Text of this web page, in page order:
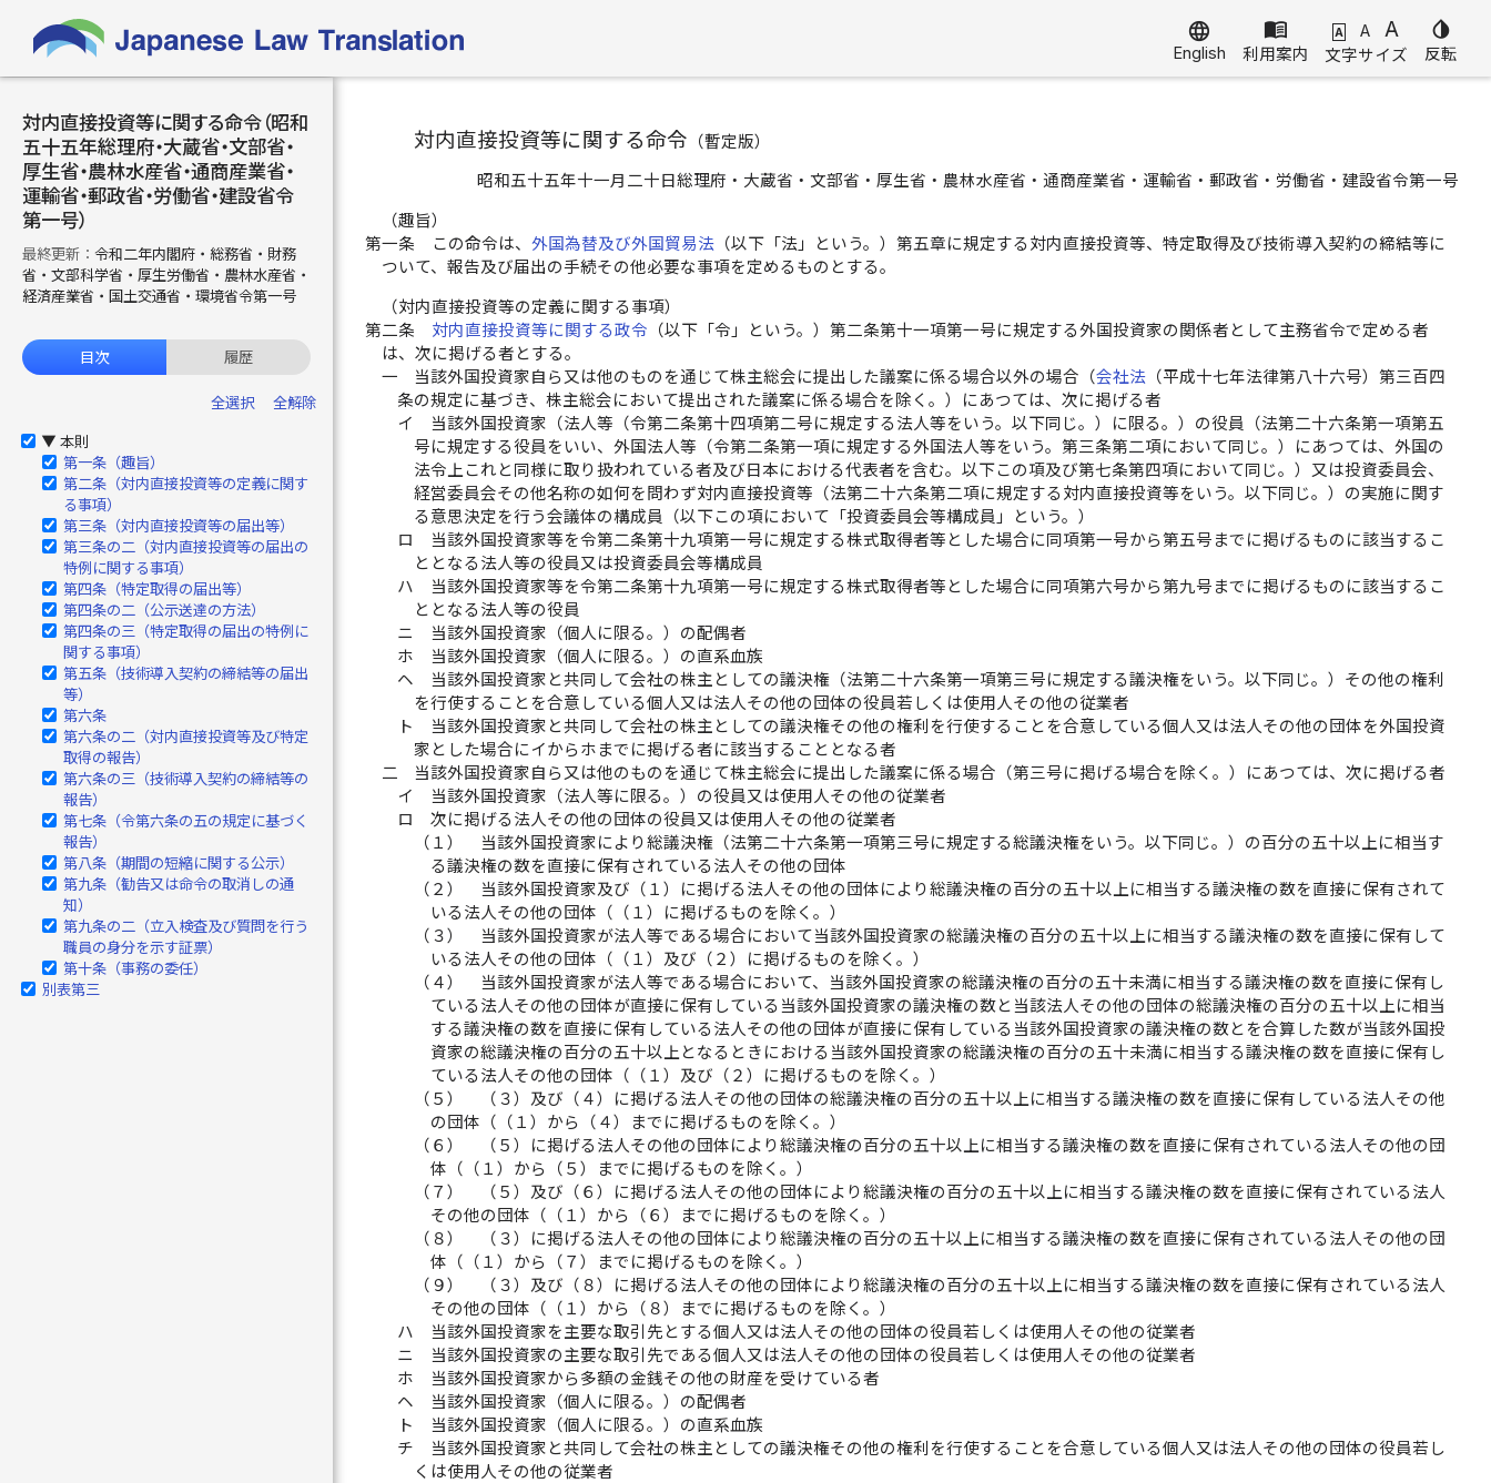
language
English
menu_book
利用案内
A A A
文字サイズ
invert_colors
反転
対内直接投資等に関する命令（昭和
五十五年総理府・大蔵省・文部省・
厚生省・農林水産省・通商産業省・
運輸省・郵政省・労働省・建設省令
第一号）
最終更新： 令和二年内閣府・総務省・財務
省・文部科学省・厚生労働省・農林水産省・
経済産業省・国土交通省・環境省令第一号
目次 履歴
全選択 全解除
▶ 本則
第一条（趣旨）
第二条（対内直接投資等の定義に関す
る事項）
第三条（対内直接投資等の届出等）
第三条の二（対内直接投資等の届出の
特例に関する事項）
第四条（特定取得の届出等）
第四条の二（公示送達の方法）
第四条の三（特定取得の届出の特例に
関する事項）
第五条（技術導入契約の締結等の届出
等）
第六条
第六条の二（対内直接投資等及び特定
取得の報告）
第六条の三（技術導入契約の締結等の
報告）
第七条（令第六条の五の規定に基づく
報告）
第八条（期間の短縮に関する公示）
第九条（勧告又は命令の取消しの通
知）
第九条の二（立入検査及び質問を行う
職員の身分を示す証票）
第十条（事務の委任）
別表第三
対内直接投資等に関する命令 （暫定版）
昭和五十五年十一月二十日総理府・大蔵省・文部省・厚生省・農林水産省・通商産業省・運輸省・郵政省・労働省・建設省令第一号
（趣旨）
第一条
この命令は、 外国為替及び外国貿易法（以下「法」という。）第五章に規定する対内直接投資等、特定取得及び技術導入契約の締結等に
ついて、報告及び届出の手続その他必要な事項を定めるものとする。
（対内直接投資等の定義に関する事項）
第二条
対内直接投資等に関する政令 （以下「令」という。）第二条第十一項第一号に規定する外国投資家の関係者として主務省令で定める者
は、次に掲げる者とする。
一
当該外国投資家自ら又は他のものを通じて株主総会に提出した議案に係る場合以外の場合（会社法 （平成十七年法律第八十六号）第三百四
条の規定に基づき、株主総会において提出された議案に係る場合を除く。）にあつては、次に掲げる者
イ
当該外国投資家（法人等（令第二条第十四項第二号に規定する法人等をいう。以下同じ。）に限る。）の役員（法第二十六条第一項第五
号に規定する役員をいい、外国法人等（令第二条第一項に規定する外国法人等をいう。第三条第二項において同じ。）にあつては、外国の
法令上これと同様に取り扱われている者及び日本における代表者を含む。以下この項及び第七条第四項において同じ。）又は投資委員会、
経営委員会その他名称の如何を問わず対内直接投資等（法第二十六条第二項に規定する対内直接投資等をいう。以下同じ。）の実施に関す
る意思決定を行う会議体の構成員（以下この項において「投資委員会等構成員」という。）
ロ
当該外国投資家等を令第二条第十九項第一号に規定する株式取得者等とした場合に同項第一号から第五号までに掲げるものに該当するこ
ととなる法人等の役員又は投資委員会等構成員
ハ
当該外国投資家等を令第二条第十九項第一号に規定する株式取得者等とした場合に同項第六号から第九号までに掲げるものに該当するこ
ととなる法人等の役員
ニ
当該外国投資家（個人に限る。）の配偶者
ホ
当該外国投資家（個人に限る。）の直系血族
ヘ
当該外国投資家と共同して会社の株主としての議決権（法第二十六条第一項第三号に規定する議決権をいう。以下同じ。）その他の権利
を行使することを合意している個人又は法人その他の団体の役員若しくは使用人その他の従業者
ト
当該外国投資家と共同して会社の株主としての議決権その他の権利を行使することを合意している個人又は法人その他の団体を外国投資
家とした場合にイからホまでに掲げる者に該当することとなる者
二
当該外国投資家自ら又は他のものを通じて株主総会に提出した議案に係る場合（第三号に掲げる場合を除く。）にあつては、次に掲げる者
イ
当該外国投資家（法人等に限る。）の役員又は使用人その他の従業者
ロ
次に掲げる法人その他の団体の役員又は使用人その他の従業者
（１）
当該外国投資家により総議決権（法第二十六条第一項第三号に規定する総議決権をいう。以下同じ。）の百分の五十以上に相当す
る議決権の数を直接に保有されている法人その他の団体
（２）
当該外国投資家及び（１）に掲げる法人その他の団体により総議決権の百分の五十以上に相当する議決権の数を直接に保有されて
いる法人その他の団体（（１）に掲げるものを除く。）
（３）
当該外国投資家が法人等である場合において当該外国投資家の総議決権の百分の五十以上に相当する議決権の数を直接に保有して
いる法人その他の団体（（１）及び（２）に掲げるものを除く。）
（４）
当該外国投資家が法人等である場合において、当該外国投資家の総議決権の百分の五十未満に相当する議決権の数を直接に保有し
ている法人その他の団体が直接に保有している当該外国投資家の議決権の数と当該法人その他の団体の総議決権の百分の五十以上に相当
する議決権の数を直接に保有している法人その他の団体が直接に保有している当該外国投資家の議決権の数とを合算した数が当該外国投
資家の総議決権の百分の五十以上となるときにおける当該外国投資家の総議決権の百分の五十未満に相当する議決権の数を直接に保有し
ている法人その他の団体（（１）及び（２）に掲げるものを除く。）
（５）
（３）及び（４）に掲げる法人その他の団体の総議決権の百分の五十以上に相当する議決権の数を直接に保有している法人その他
の団体（（１）から（４）までに掲げるものを除く。）
（６）
（５）に掲げる法人その他の団体により総議決権の百分の五十以上に相当する議決権の数を直接に保有されている法人その他の団
体（（１）から（５）までに掲げるものを除く。）
（７）
（５）及び（６）に掲げる法人その他の団体により総議決権の百分の五十以上に相当する議決権の数を直接に保有されている法人
その他の団体（（１）から（６）までに掲げるものを除く。）
（８）
（３）に掲げる法人その他の団体により総議決権の百分の五十以上に相当する議決権の数を直接に保有されている法人その他の団
体（（１）から（７）までに掲げるものを除く。）
（９）
（３）及び（８）に掲げる法人その他の団体により総議決権の百分の五十以上に相当する議決権の数を直接に保有されている法人
その他の団体（（１）から（８）までに掲げるものを除く。）
ハ
当該外国投資家を主要な取引先とする個人又は法人その他の団体の役員若しくは使用人その他の従業者
ニ
当該外国投資家の主要な取引先である個人又は法人その他の団体の役員若しくは使用人その他の従業者
ホ
当該外国投資家から多額の金銭その他の財産を受けている者
ヘ
当該外国投資家（個人に限る。）の配偶者
ト
当該外国投資家（個人に限る。）の直系血族
チ
当該外国投資家と共同して会社の株主としての議決権その他の権利を行使することを合意している個人又は法人その他の団体の役員若し
くは使用人その他の従業者